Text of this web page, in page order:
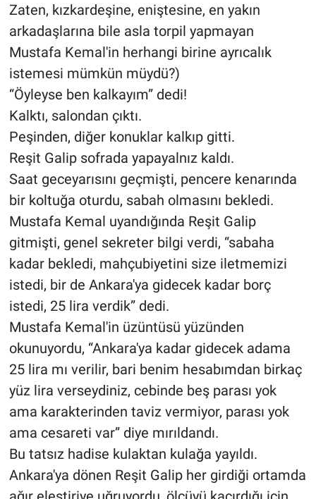
Zaten, kızkardeşine, eniştesine, en yakın
arkadaşlarına bile asla torpil yapmayan
Mustafa Kemal'in herhangi birine ayrıcalık
istemesi mümkün müydü?)
“Öyleyse ben kalkayım” dedi!
Kalktı, salondan çıktı.
Peşinden, diğer konuklar kalkıp gitti.
Reşit Galip sofrada yapayalnız kaldı.
Saat geceyarısını geçmişti, pencere kenarında
bir koltuğa oturdu, sabah olmasını bekledi.
Mustafa Kemal uyandığında Reşit Galip
gitmişti, genel sekreter bilgi verdi, “sabaha
kadar bekledi, mahçubiyetini size iletmemizi
istedi, bir de Ankara'ya gidecek kadar borç
istedi, 25 lira verdik” dedi.
Mustafa Kemal'in üzüntüsü yüzünden
okunuyordu, “Ankara'ya kadar gidecek adama
25 lira mı verilir, bari benim hesabımdan birkaç
yüz lira verseydiniz, cebinde beş parası yok
ama karakterinden taviz vermiyor, parası yok
ama cesareti var” diye mırıldandı.
Bu tatsız hadise kulaktan kulağa yayıldı.
Ankara'ya dönen Reşit Galip her girdiği ortamda